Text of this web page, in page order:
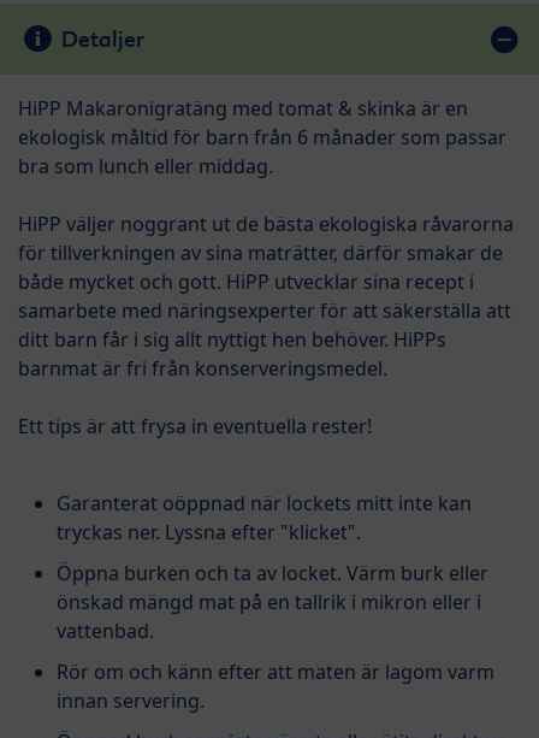
Detaljer
HiPP Makaronigratäng med tomat & skinka är en
ekologisk måltid för barn från 6 månader som passar
bra som lunch eller middag.
HiPP väljer noggrant ut de bästa ekologiska råvarorna
för tillverkningen av sina maträtter, därför smakar de
både mycket och gott. HiPP utvecklar sina recept i
samarbete med näringsexperter för att säkerställa att
ditt barn får i sig allt nyttigt hen behöver. HiPPs
barnmat är fri från konserveringsmedel.
Ett tips är att frysa in eventuella rester!
Garanterat oöppnad när lockets mitt inte kan
tryckas ner. Lyssna efter "klicket".
Öppna burken och ta av locket. Värm burk eller
önskad mängd mat på en tallrik i mikron eller i
vattenbad.
Rör om och känn efter att maten är lagom varm
innan servering.